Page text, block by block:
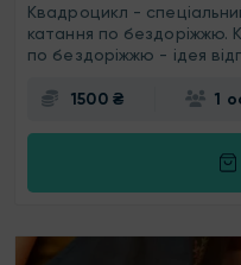
Квадроцикл -
катання по бездоріжжю.
по бездоріжжю - ідея
1500 ₴ 1